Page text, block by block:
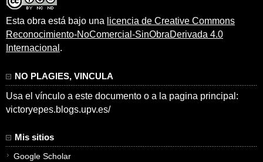
Esta obra está bajo una licencia de Creative Commons
Reconocimiento-NoComercial-SinObraDerivada 4.0
Internacional .
NO PLAGIES, VINCULA
Usa el vínculo a este documento o a la pagina principal:
victoryepes.blogs.upv.es/
Mis sitios
Google Scholar